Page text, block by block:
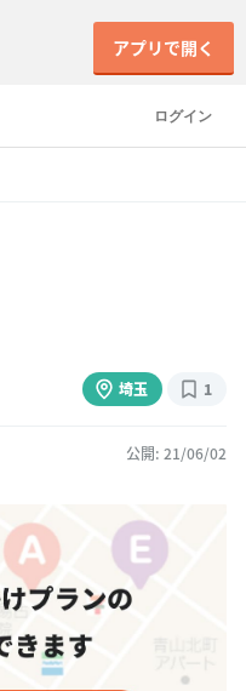
ログイン
アプリで開く
埼玉 1
公開: 21/06/02